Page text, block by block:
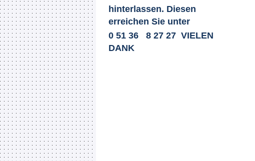
hinterlassen. Diesen
erreichen Sie unter
0 51 36 8 27 27 VIELEN
DANK